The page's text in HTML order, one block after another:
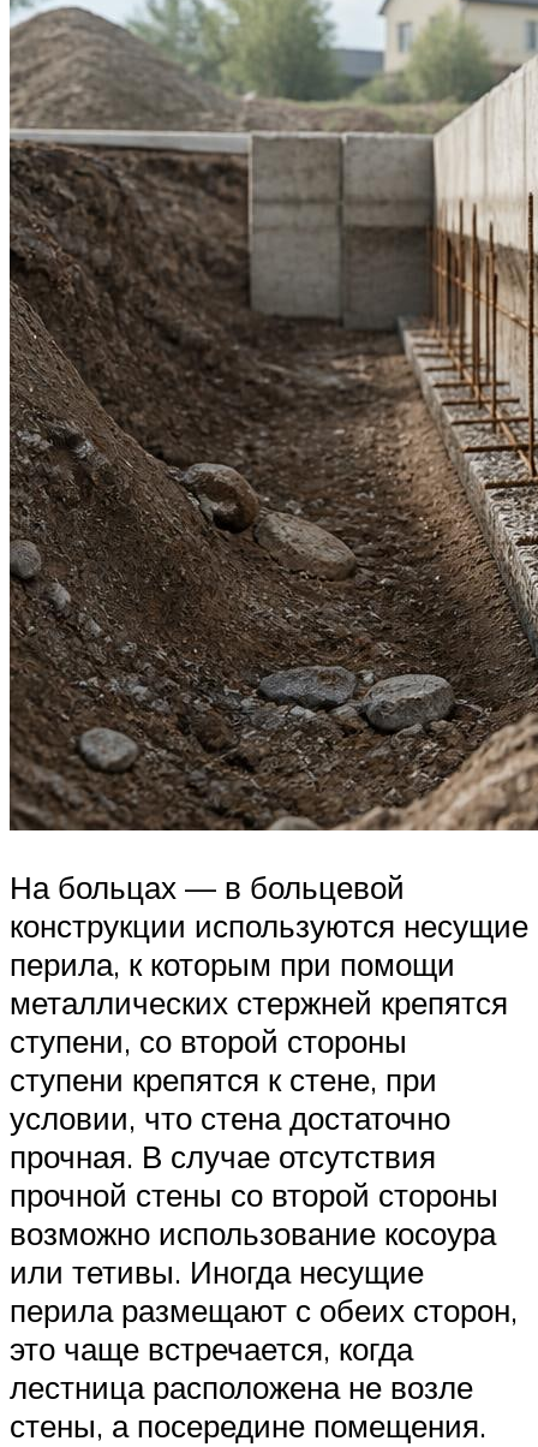
На больцах — в больцевой
конструкции используются несущие
перила, к которым при помощи
металлических стержней крепятся
ступени, со второй стороны
ступени крепятся к стене, при
условии, что стена достаточно
прочная. В случае отсутствия
прочной стены со второй стороны
возможно использование косоура
или тетивы. Иногда несущие
перила размещают с обеих сторон,
это чаще встречается, когда
лестница расположена не возле
стены, а посередине помещения.